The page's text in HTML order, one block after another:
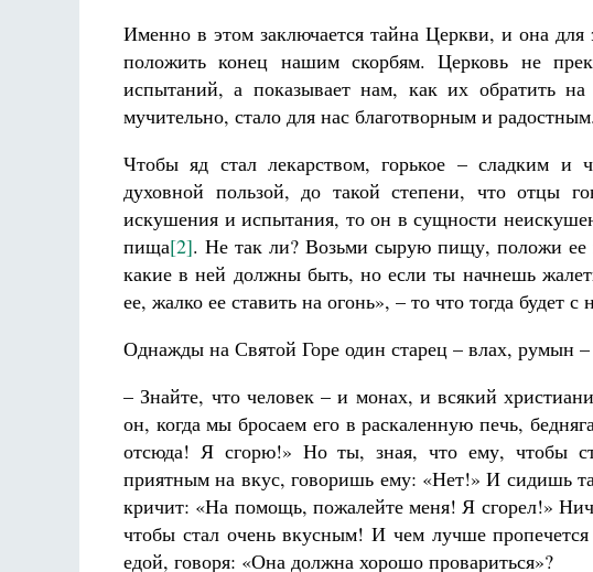
Именно в этом заключается тайна Церкви, и она
положить конец нашим скорбям. Церковь не
испытаний, а показывает нам, как их обратить
мучительно, стало для нас благотворным и радостным.
Чтобы яд стал лекарством, горькое – сладким и
духовной пользой, до такой степени, что отцы
искушения и испытания, то он в сущности
пища[2]. Не так ли? Возьми сырую пищу, положи ее
какие в ней должны быть, но если ты начнешь
ее, жалко ее ставить на огонь», – то что тогда будет с
Однажды на Святой Горе один старец – влах, румын –
– Знайте, что человек – и монах, и всякий
он, когда мы бросаем его в раскаленную печь,
отсюда! Я сгорю!» Но ты, зная, что ему, чтобы
приятным на вкус, говоришь ему: «Нет!» И сидишь
кричит: «На помощь, пожалейте меня! Я сгорел!»
чтобы стал очень вкусным! И чем лучше
едой, говоря: «Она должна хорошо провариться»?